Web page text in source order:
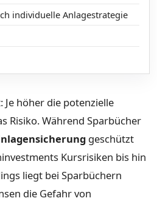
individuelle Anlagestrategie
Je höher die potenzielle
Risiko. Während Sparbücher
geschützt
Kursrisiken bis hin
liegt bei Sparbüchern
die Gefahr von